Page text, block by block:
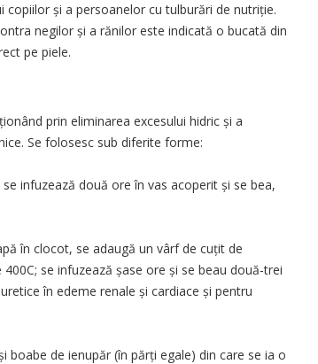
și a persoanelor cu tulburări de nutriție.
negilor și a rănilor este indicată o bucată din
pe piele.
prin eliminarea excesului hidric și a
Se folosesc sub diferite forme:
infuzează două ore în vas acoperit și se bea,
în clocot, se adaugă un vârf de cuțit de
se infuzează șase ore și se beau două-trei
în edeme renale și cardiace și pentru
boabe de ienupăr (în părți egale) din care se ia o